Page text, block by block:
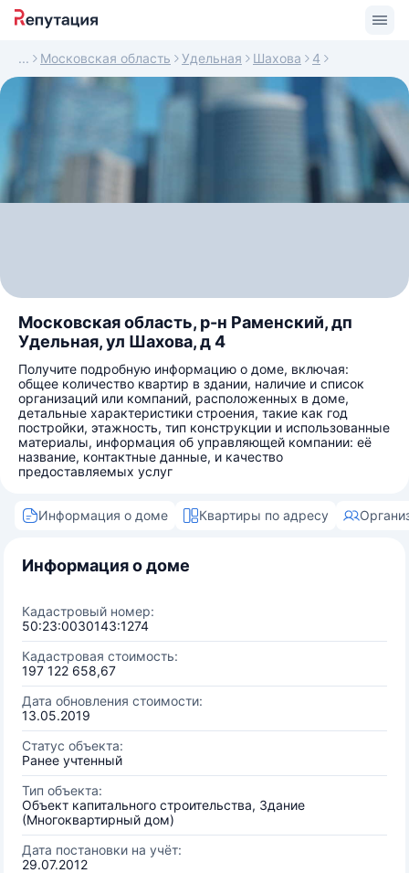
Московская область Удельная Шахова 4
Московская область, р-н Раменский, дп
Удельная, ул Шахова, д 4
Получите подробную информацию о доме, включая:
общее количество квартир в здании, наличие и список
организаций или компаний, расположенных в доме,
детальные характеристики строения, такие как год
постройки, этажность, тип конструкции и использованные
материалы, информация об управляющей компании: её
название, контактные данные, и качество
предоставляемых услуг
Информация о доме Квартиры по адресу
Информация о доме
Кадастровый номер:
50:23:0030143:1274
Кадастровая стоимость:
197 122 658,67
Дата обновления стоимости:
13.05.2019
Статус объекта:
Ранее учтенный
Тип объекта:
Объект капитального строительства, Здание
(Многоквартирный дом)
Дата постановки на учёт:
29.07.2012